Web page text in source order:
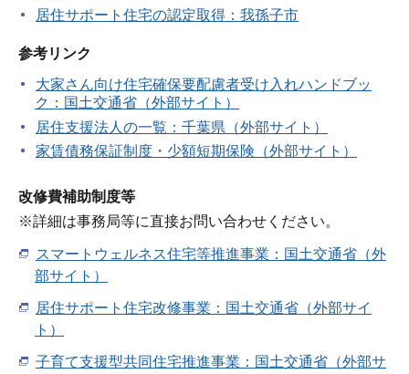
居住サポート住宅の認定取得：我孫子市
参考リンク
大家さん向け住宅確保要配慮者受け入れハンドブッ
ク：国土交通省（外部サイト）
居住支援法人の一覧：千葉県（外部サイト）
家賃債務保証制度・少額短期保険（外部サイト）
改修費補助制度等
※詳細は事務局等に直接お問い合わせください。
スマートウェルネス住宅等推進事業：国土交通省（外
部サイト）
居住サポート住宅改修事業：国土交通省（外部サイ
ト）
子育て支援型共同住宅推進事業：国土交通省（外部サ